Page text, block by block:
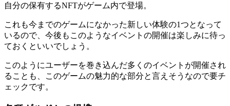
自分の保有するNFTがゲーム内で登場。
これも今までのゲームになかった新しい体験の1つとなって
いるので、今後もこのようなイベントの開催は楽しみに待っ
ておくといいでしょう。
このようにユーザーを巻き込んだ多くのイベントが開催され
ることも、このゲームの魅力的な部分と言えそうなので要チ
ェックです。